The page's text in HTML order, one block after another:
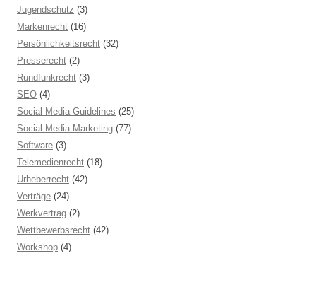
Jugendschutz (3)
Markenrecht (16)
Persönlichkeitsrecht (32)
Presserecht (2)
Rundfunkrecht (3)
SEO (4)
Social Media Guidelines (25)
Social Media Marketing (77)
Software (3)
Telemedienrecht (18)
Urheberrecht (42)
Verträge (24)
Werkvertrag (2)
Wettbewerbsrecht (42)
Workshop (4)